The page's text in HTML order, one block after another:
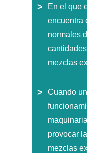
En el que
encuentra
normales
mezclas
Cuando
provocar
mezclas